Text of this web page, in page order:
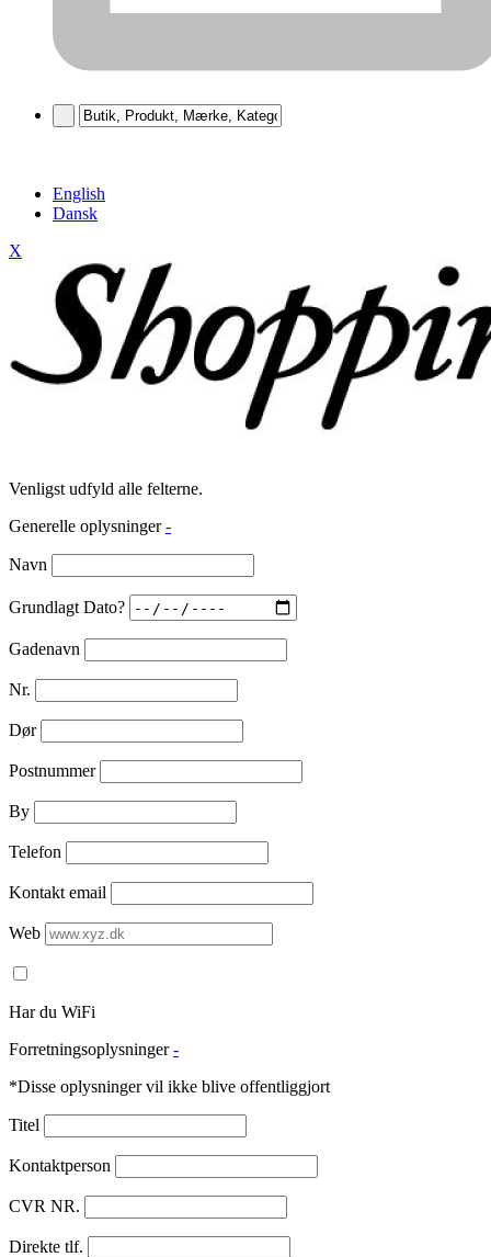
English
Dansk
X
Venligst udfyld alle felterne.
Generelle oplysninger -
Navn
Grundlagt Dato?
Gadenavn
Nr.
Dør
Postnummer
By
Telefon
Kontakt email
Web
Har du WiFi
Forretningsoplysninger -
*Disse oplysninger vil ikke blive offentliggjort
Titel
Kontaktperson
CVR NR.
Direkte tlf.